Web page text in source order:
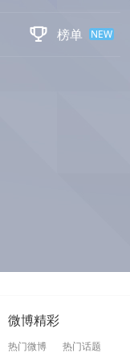
 榜单 NEW
微博精彩
热门微博 热门话题